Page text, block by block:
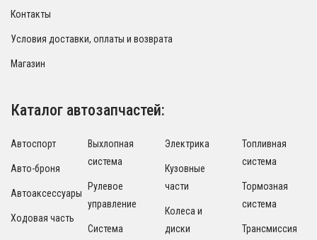
Контакты
Условия доставки, оплаты и возврата
Магазин
Каталог автозапчастей:
Автоспорт
Авто-броня
Автоаксессуары
Ходовая часть
Выхлопная
система
Рулевое
управление
Система
Электрика
Кузовные
части
Колеса и
диски
Топливная
система
Тормозная
система
Трансмиссия